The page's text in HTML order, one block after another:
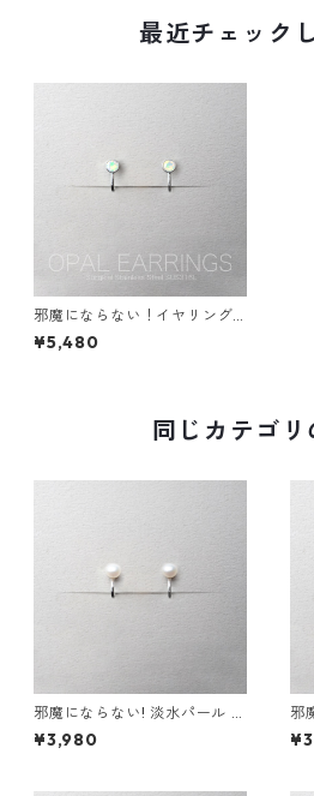
最近チェック
邪魔にならない！イヤリング
オパール AAA宝石質 サージカ
ルステンレス 誕生日プレゼン
¥5,480
同じカテゴリ
邪魔にならない! 淡水パール イ
ヤリング 金属アレルギー サー
ジカルステンレス スキンジュ
¥3,980
邪
イ
テ